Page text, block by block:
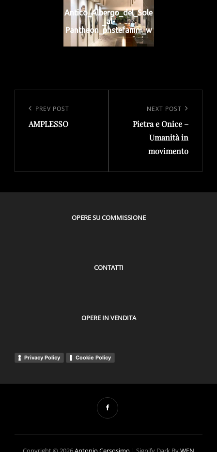
Antico_Albergo_del_Sole
_al-
Pantheon_phstefanini_w
articoli
Previous
Post
PREV POST
AMPLESSO
Post
NEXT POST
Pietra e Onice –
Umanità in
movimento
OPERE SU COMMISSIONE
CONTATTI
OPERE IN VENDITA
Privacy Policy Cookie Policy